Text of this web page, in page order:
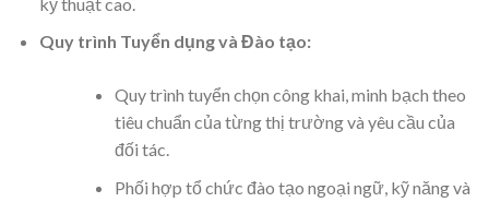
Quy trình Tuyển dụng và Đào tạo:
Quy trình tuyển chọn công khai, minh bạch theo
tiêu chuẩn của từng thị trường và yêu cầu của
đối tác.
Phối hợp tổ chức đào tạo ngoại ngữ, kỹ năng và